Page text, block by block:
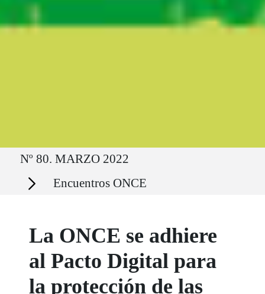
Ruta del sitio
Nº 80. MARZO 2022
Secciones Encuentros ONCE
La ONCE se adhiere
al Pacto Digital para
la protección de las